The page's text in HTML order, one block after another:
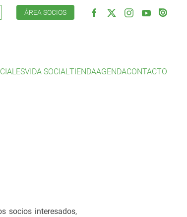
ÁREA SOCIOS
VIDA SOCIALTIENDAAGENDACONTACTO
socios interesados,